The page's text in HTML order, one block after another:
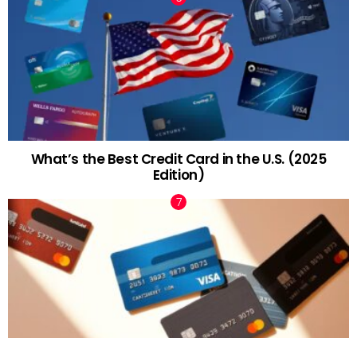
What’s the Best Credit Card in the U.S. (2025
Edition)